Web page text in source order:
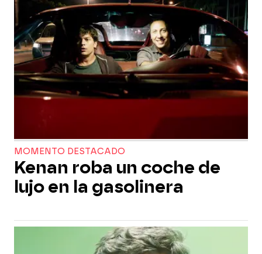
MOMENTO DESTACADO
Kenan roba un coche de
lujo en la gasolinera